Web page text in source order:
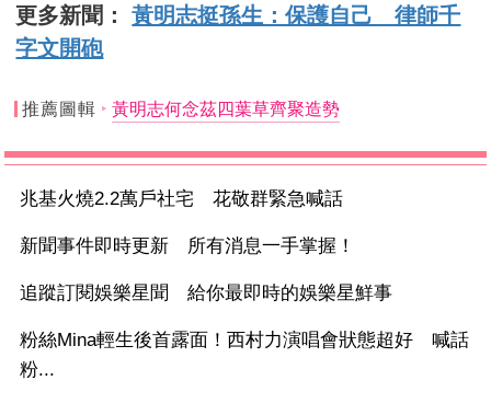
更多新聞：黃明志挺孫生：保護自己 律師千
字文開砲
推薦圖輯 黃明志何念茲四葉草齊聚造勢
兆基火燒2.2萬戶社宅 花敬群緊急喊話
新聞事件即時更新 所有消息一手掌握！
追蹤訂閱娛樂星聞 給你最即時的娛樂星鮮事
粉絲Mina輕生後首露面！西村力演唱會狀態超好 喊話
粉...